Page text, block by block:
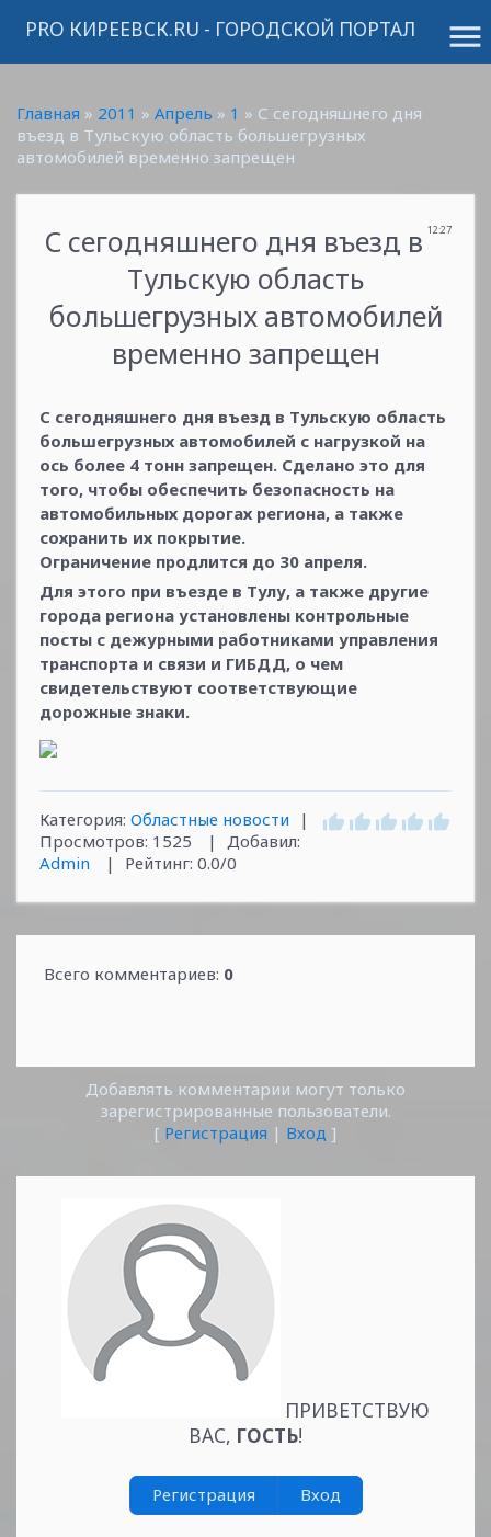
menu
PRO КИРЕЕВСК.RU - ГОРОДСКОЙ ПОРТАЛ
Главная » 2011 » Апрель » 1 » С сегодняшнего дня
въезд в Тульскую область большегрузных
автомобилей временно запрещен
12:27
С сегодняшнего дня въезд в
Тульскую область
большегрузных автомобилей
временно запрещен
С сегодняшнего дня въезд в Тульскую область
большегрузных автомобилей с нагрузкой на
ось более 4 тонн запрещен. Сделано это для
того, чтобы обеспечить безопасность на
автомобильных дорогах региона, а также
сохранить их покрытие.
Ограничение продлится до 30 апреля.
Для этого при въезде в Тулу, а также другие
города региона установлены контрольные
посты с дежурными работниками управления
транспорта и связи и ГИБДД, о чем
свидетельствуют соответствующие
дорожные знаки.
Категория: Областные новости
|
Просмотров: 1525 | Добавил:
Admin
| Рейтинг: 0.0/0
Всего комментариев: 0
Добавлять комментарии могут только
зарегистрированные пользователи.
[ Регистрация | Вход ]
ПРИВЕТСТВУЮ
ВАС, ГОСТЬ!
Регистрация Вход